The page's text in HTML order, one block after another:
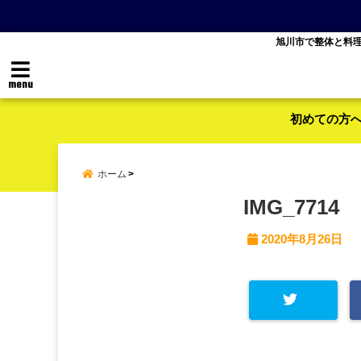
旭川市で整体と料
menu
初めての方
ホーム
IMG_7714
2020年8月26日